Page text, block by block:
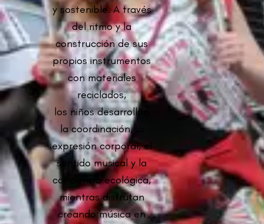
y sostenible. A través
del ritmo y la
construcción de sus
propios instrumentos
con materiales
reciclados,
los niños desarrollan
la coordinación, la
expresión corporal, el
sentido musical y la
conciencia ecológica,
mientras disfrutan
creando música en